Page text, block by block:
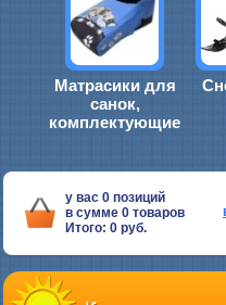
Матрасики для
санок,
комплектующие
у вас 0 позиций
в сумме 0 товаров
Итого: 0 руб.